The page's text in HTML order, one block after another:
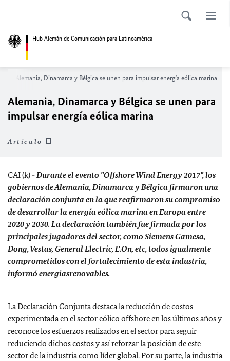
Hub Alemán de Comunicación para Latinoamérica
Alemania, Dinamarca y Bélgica se unen para impulsar energía eólica marina
Alemania, Dinamarca y Bélgica se unen para
impulsar energía eólica marina
Artículo
CAI (k) -Durante el evento "Offshore Wind Energy 2017", los
gobiernos de Alemania, Dinamarca y Bélgica firmaron una
declaración conjunta en la que reafirmaron su compromiso
de desarrollar la energía eólica marina en Europa entre
2020 y 2030. La declaración también fue firmada por los
principales jugadores del sector, como Siemens Gamesa,
Dong, Vestas, General Electric, E.On, etc, todos igualmente
comprometidos con el fortalecimiento de esta industria,
informó energiasrenovables.
La Declaración Conjunta destaca la reducción de costos
experimentada en el sector eólico offshore en los últimos años y
reconoce los esfuerzos realizados en el sector para seguir
reduciendo dichos costos y así reforzar la posición de este
sector de la industria como líder global. Por su parte, la industria